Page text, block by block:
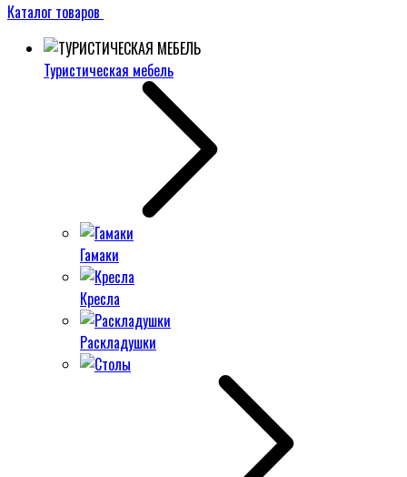
Каталог товаров
Туристическая мебель
Гамаки
Кресла
Раскладушки